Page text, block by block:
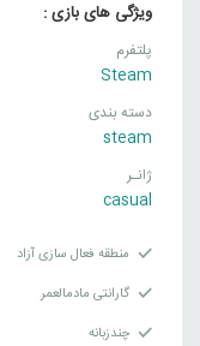
ویژگی های بازی :
پلتفرم
Steam
دسته بندی
steam
ژانـر
casual
منطقه فعال سازی آزاد
گارانتی مادمالعمر
چندزبانه